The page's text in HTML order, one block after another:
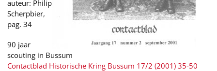
auteur: Philip
Scherpbier,
pag. 34
90 jaar
scouting in Bussum
Contactblad Historische Kring Bussum 17/2 (2001) 35-50